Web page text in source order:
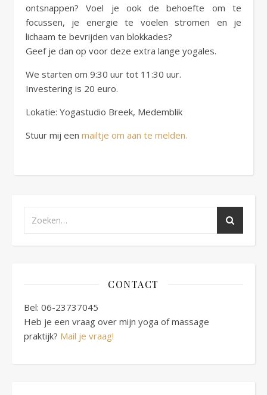
ontsnappen? Voel je ook de behoefte om te
focussen, je energie te voelen stromen en je
lichaam te bevrijden van blokkades?
Geef je dan op voor deze extra lange yogales.
We starten om 9:30 uur tot 11:30 uur.
Investering is 20 euro.
Lokatie: Yogastudio Breek, Medemblik
Stuur mij een mailtje om aan te melden.
CONTACT
Bel: 06-23737045
Heb je een vraag over mijn yoga of massage
praktijk? Mail je vraag!